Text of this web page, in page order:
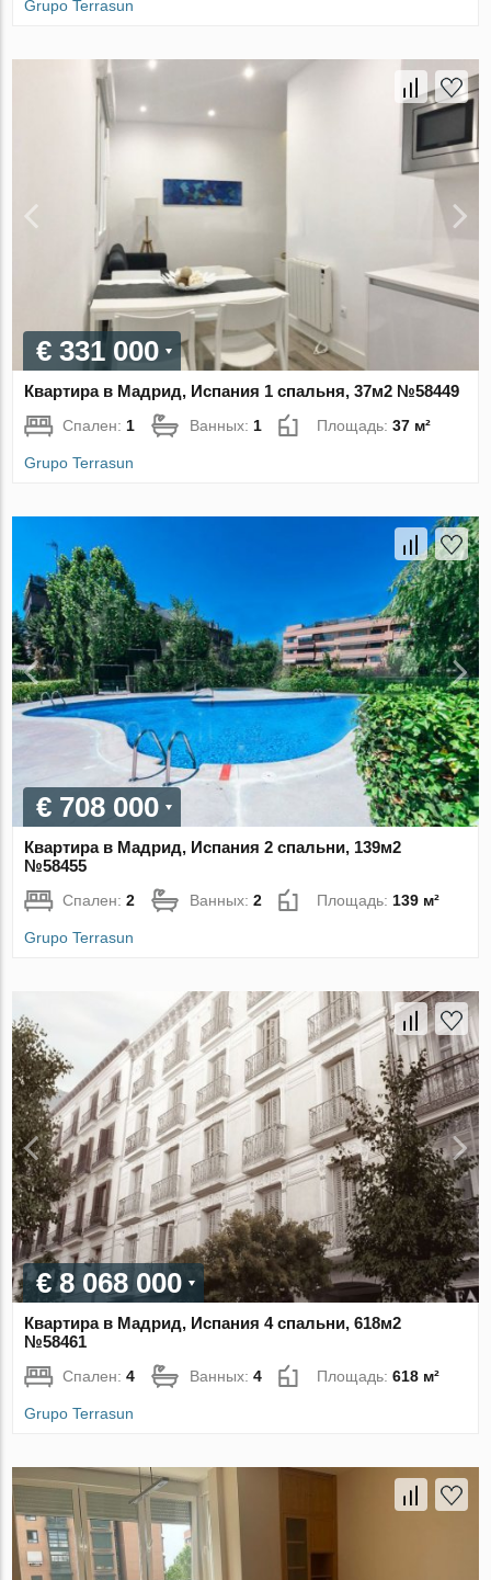
Grupo Terrasun
€ 331 000
Квартира в Мадрид, Испания 1 спальня, 37м2 №58449
Спален: 1 Ванных: 1 Площадь:37 м²
Grupo Terrasun
€ 708 000
Квартира в Мадрид, Испания 2 спальни, 139м2
№58455
Спален:2 Ванных:2 Площадь:139 м²
Grupo Terrasun
€ 8 068 000
Квартира в Мадрид, Испания 4 спальни, 618м2
№58461
Спален:4 Ванных:4 Площадь:618 м²
Grupo Terrasun